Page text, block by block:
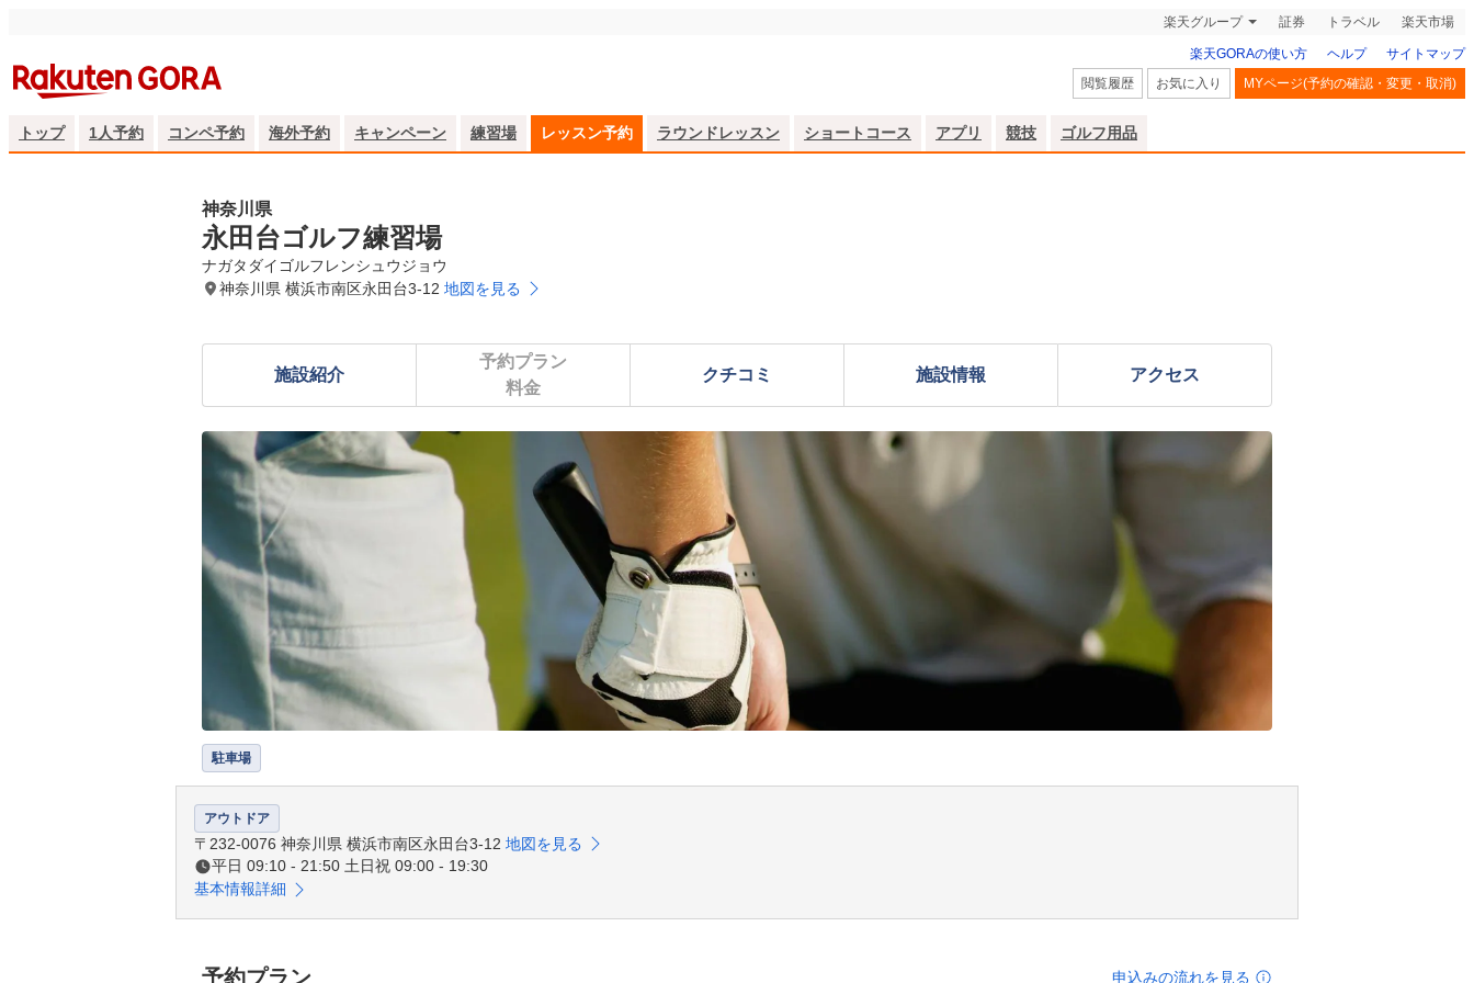
楽天グループ 証券 トラベル 楽天市場
楽天GORAの使い方 ヘルプ
サイトマップ
閲覧履歴
お気に入り MYページ(予約の確認・変更・取消)
トップ 1人予約 コンペ予約 海外予約 キャンペーン 練習場 レッスン予約 ラウンドレッスン ショートコース アプリ 競技 ゴルフ用品
神奈川県
永田台ゴルフ練習場
ナガタダイゴルフレンシュウジョウ
神奈川県 横浜市南区永田台3-12 地図を見る
施設紹介
予約プラン
料金
クチコミ 施設情報 アクセス
駐車場
アウトドア
〒232-0076 神奈川県 横浜市南区永田台3-12 地図を見る
平日 09:10 - 21:50 土日祝 09:00 - 19:30
基本情報詳細
予約プラン 申込みの流れを見る